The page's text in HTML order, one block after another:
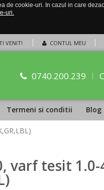
de cookie-uri. In cazul in care
uri.
CONTUL MEU
VENIT!
0740.200.239
Termeni si conditii Blog
varf tesit